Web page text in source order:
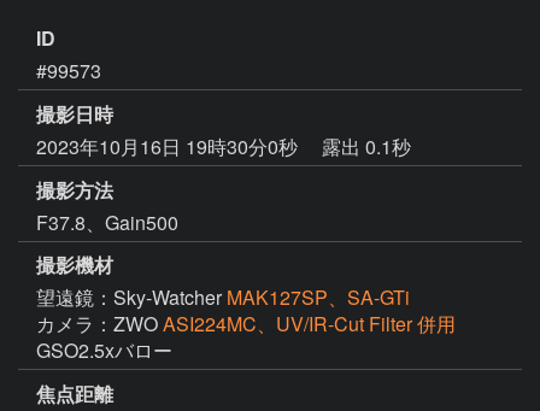
ID
#99573
撮影日時
2023年10月16日 19時30分0秒
露出 0.1秒
撮影方法
F37.8、Gain500
撮影機材
望遠鏡：Sky-Watcher MAK127SP、SA-GTi
カメラ：ZWOASI224MC、UV/IR-Cut Filter 併用
GSO2.5xバロー
焦点距離